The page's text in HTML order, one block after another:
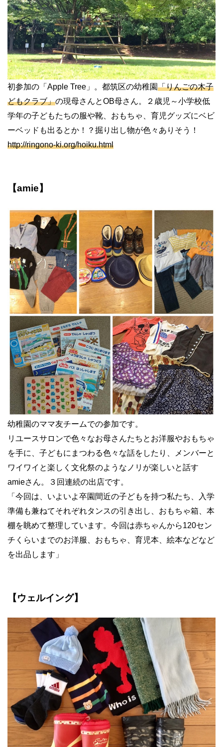
初参加の「Apple Tree」。都筑区の幼稚園「りんごの木子
どもクラブ」の現母さんとOB母さん。２歳児～小学校低
学年の子どもたちの服や靴、おもちゃ、育児グッズにベビ
ーベッドも出るとか！？掘り出し物が色々ありそう！
http://ringono-ki.org/hoiku.html
【amie】
幼稚園のママ友チームでの参加です。
リユースサロンで色々なお母さんたちとお洋服やおもちゃ
を手に、子どもにまつわる色々な話をしたり、メンバーと
ワイワイと楽しく文化祭のようなノリが楽しいと話す
amieさん。３回連続の出店です。
「今回は、いよいよ卒園間近の子どもを持つ私たち、入学
準備も兼ねてそれぞれタンスの引き出し、おもちゃ箱、本
棚を眺めて整理しています。今回は赤ちゃんから120セン
チくらいまでのお洋服、おもちゃ、育児本、絵本などなど
を出品します」
【ウェルイング】